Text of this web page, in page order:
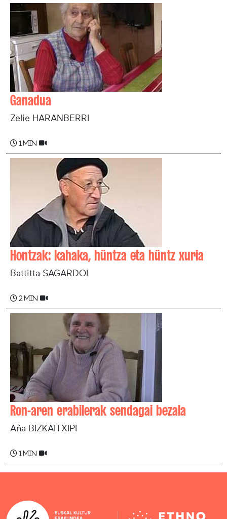
Ganadua
Zelie HARANBERRI
1 min
Hontzak: kahaka, hüntza eta hüntz xuria
Battitta SAGARDOI
2 min
Ron-aren erabilerak sendagai bezala
Aña BIZKAITXIPI
1 min